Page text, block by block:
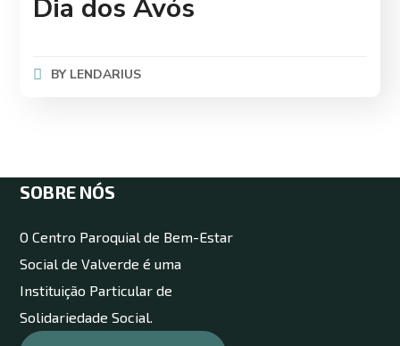
Dia dos Avós
BY LENDARIUS
SOBRE NÓS
O Centro Paroquial de Bem-Estar
Social de Valverde é uma
Instituição Particular de
Solidariedade Social.